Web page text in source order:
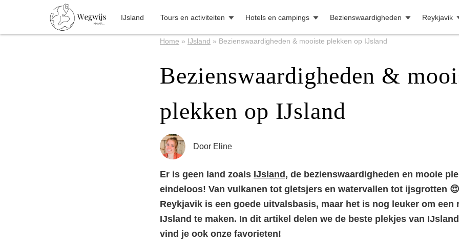
IJsland Tours en activiteiten Hotels en campings Bezienswaardigheden Reykjavik
Home » IJsland » Bezienswaardigheden & mooiste plekken op IJsland
Bezienswaardigheden &
plekken op IJsland
Door Eline
Er is geen land zoals IJsland , de bezienswaardigheden en mooie
eindeloos! Van vulkanen tot gletsjers en watervallen tot ijsgrotten
Reykjavik is een goede uitvalsbasis, maar het is nog leuker om een
IJsland te maken. In dit artikel delen we de beste plekjes van
vind je ook onze favorieten!